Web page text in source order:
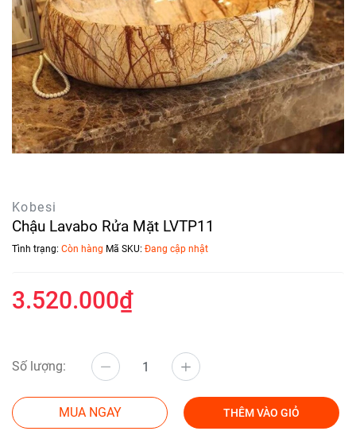
Kobesi
Chậu Lavabo Rửa Mặt LVTP11
Tình trạng: Còn hàng Mã SKU: Đang cập nhật
3.520.000₫
Số lượng:
MUA NGAY THÊM VÀO GIỎ